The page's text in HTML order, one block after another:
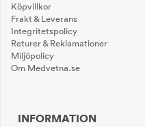
Köpvillkor
Frakt & Leverans
Integritetspolicy
Returer & Reklamationer
Miljöpolicy
Om Medvetna.se
INFORMATION